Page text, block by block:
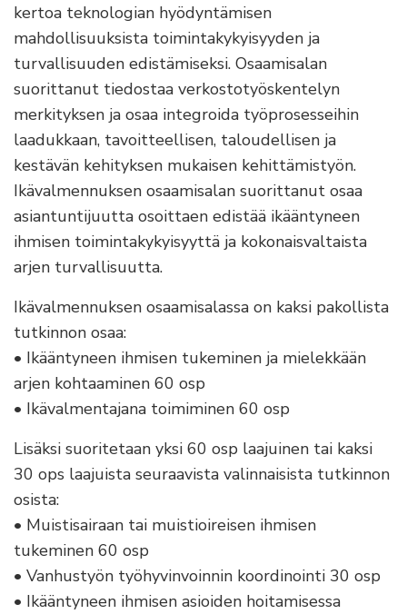
kertoa teknologian hyödyntämisen
mahdollisuuksista toimintakykyisyyden ja
turvallisuuden edistämiseksi. Osaamisalan
suorittanut tiedostaa verkostotyöskentelyn
merkityksen ja osaa integroida työprosesseihin
laadukkaan, tavoitteellisen, taloudellisen ja
kestävän kehityksen mukaisen kehittämistyön.
Ikävalmennuksen osaamisalan suorittanut osaa
asiantuntijuutta osoittaen edistää ikääntyneen
ihmisen toimintakykyisyyttä ja kokonaisvaltaista
arjen turvallisuutta.
Ikävalmennuksen osaamisalassa on kaksi pakollista
tutkinnon osaa:
• Ikääntyneen ihmisen tukeminen ja mielekkään
arjen kohtaaminen 60 osp
• Ikävalmentajana toimiminen 60 osp
Lisäksi suoritetaan yksi 60 osp laajuinen tai kaksi
30 ops laajuista seuraavista valinnaisista tutkinnon
osista:
• Muistisairaan tai muistioireisen ihmisen
tukeminen 60 osp
• Vanhustyön työhyvinvoinnin koordinointi 30 osp
• Ikääntyneen ihmisen asioiden hoitamisessa